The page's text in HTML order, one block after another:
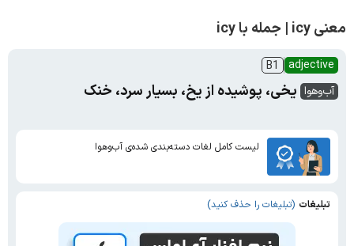
معنی icy | جمله با icy
adjective
B1
آب‌و‌هوا یخی، پوشیده از یخ، بسیار سرد، خنک
لیست کامل لغات دسته‌بندی شده‌ی آب‌و‌هوا
تبلیغات (تبلیغات را حذف کنید)